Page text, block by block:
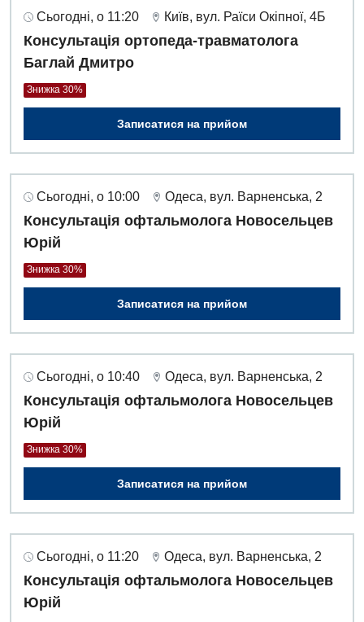
Судинна хірургія
Терапевтичне відділення
Травматологічне відділення
Травматологія і ортопедія
Урологічне відділення
Фізіотерапія
Хірургічне відділення
Дитяча гастроентерологія
Дитяча гінекологія
Дитяча дерматовенерологія
Дитяча ендокринологія
Дитяча кардіоревматологія
Дитяча ортопедія і травматологія
Дитяча оториноларингологія
Сьогодні, о 11:20 Київ, вул. Раїси Окіпної, 4Б
Консультація ортопеда-травматолога
Баглай Дмитро
Знижка 30%
Записатися на прийом
Сьогодні, о 10:00 Одеса, вул. Варненська, 2
Консультація офтальмолога Новосельцев
Юрій
Знижка 30%
Записатися на прийом
Сьогодні, о 10:40 Одеса, вул. Варненська, 2
Консультація офтальмолога Новосельцев
Юрій
Знижка 30%
Записатися на прийом
Сьогодні, о 11:20 Одеса, вул. Варненська, 2
Консультація офтальмолога Новосельцев
Юрій